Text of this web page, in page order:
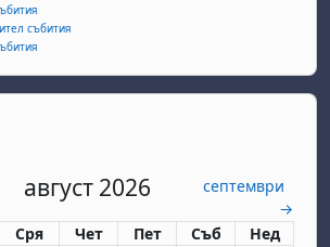
събития
август 2026
септември
→
сряда
Сря четвъртък
Чет петък
Пет събота
Съб неделя
Нед